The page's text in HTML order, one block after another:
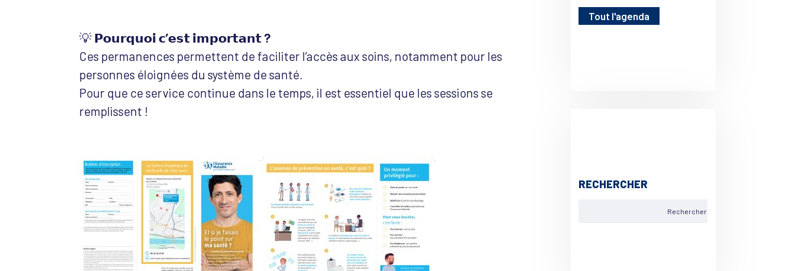
💡 𝗣𝗼𝘂𝗿𝗾𝘂𝗼𝗶 𝗰’𝗲𝘀𝘁 𝗶𝗺𝗽𝗼𝗿𝘁𝗮𝗻𝘁 ?
Ces permanences permettent de faciliter l’accès aux soins, notamment pour les
personnes éloignées du système de santé.
Pour que ce service continue dans le temps, il est essentiel que les sessions se
remplissent !
Tout l'agenda
RECHERCHER